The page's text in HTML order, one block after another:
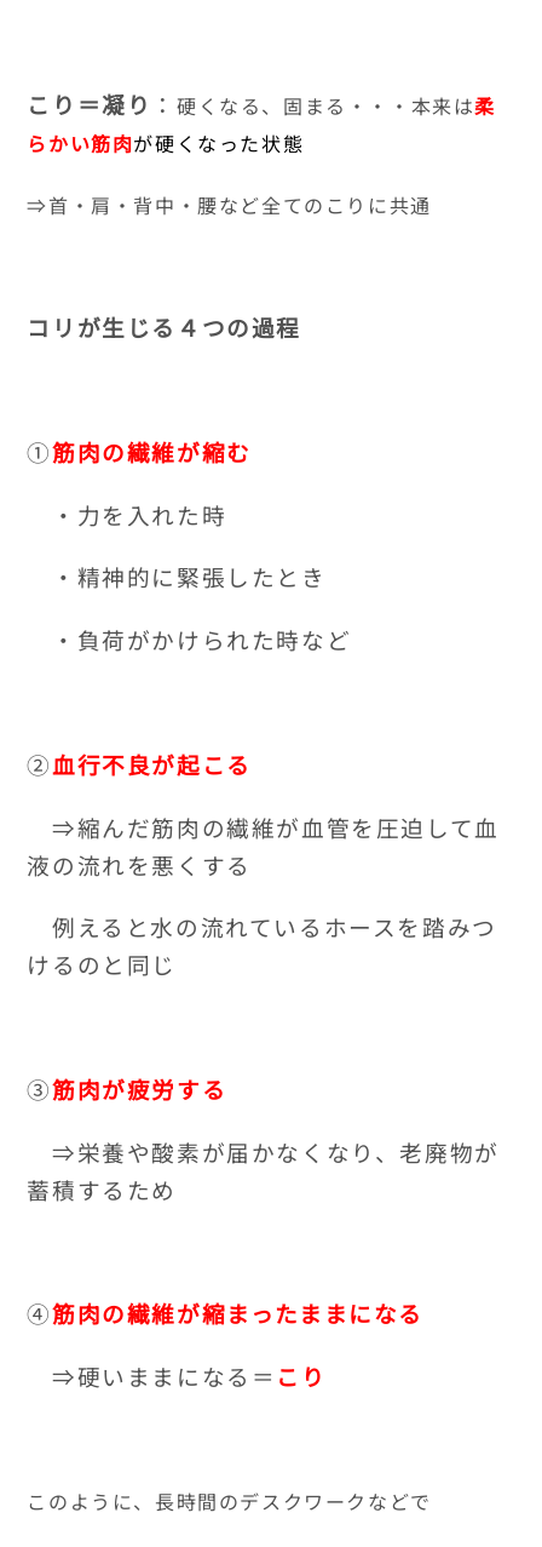
こり＝凝り ：硬くなる、固まる・・・本来は柔
らかい筋肉が硬くなった状態
⇒首・肩・背中・腰など全てのこりに共通
コリが生じる４つの過程
①筋肉の繊維が縮む
・力を入れた時
・精神的に緊張したとき
・負荷がかけられた時など
②血行不良が起こる
⇒縮んだ筋肉の繊維が血管を圧迫して血
液の流れを悪くする
例えると水の流れているホースを踏みつ
けるのと同じ
③筋肉が疲労する
⇒栄養や酸素が届かなくなり、老廃物が
蓄積するため
④筋肉の繊維が縮まったままになる
⇒硬いままになる＝ こり
このように、長時間のデスクワークなどで